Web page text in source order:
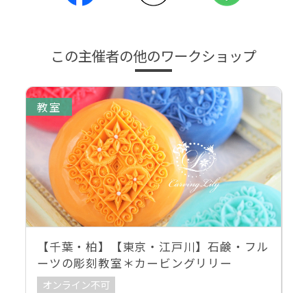
この主催者の他のワークショップ
教室
【千葉・柏】【東京・江戸川】石鹸・フル
ーツの彫刻教室＊カービングリリー
オンライン不可